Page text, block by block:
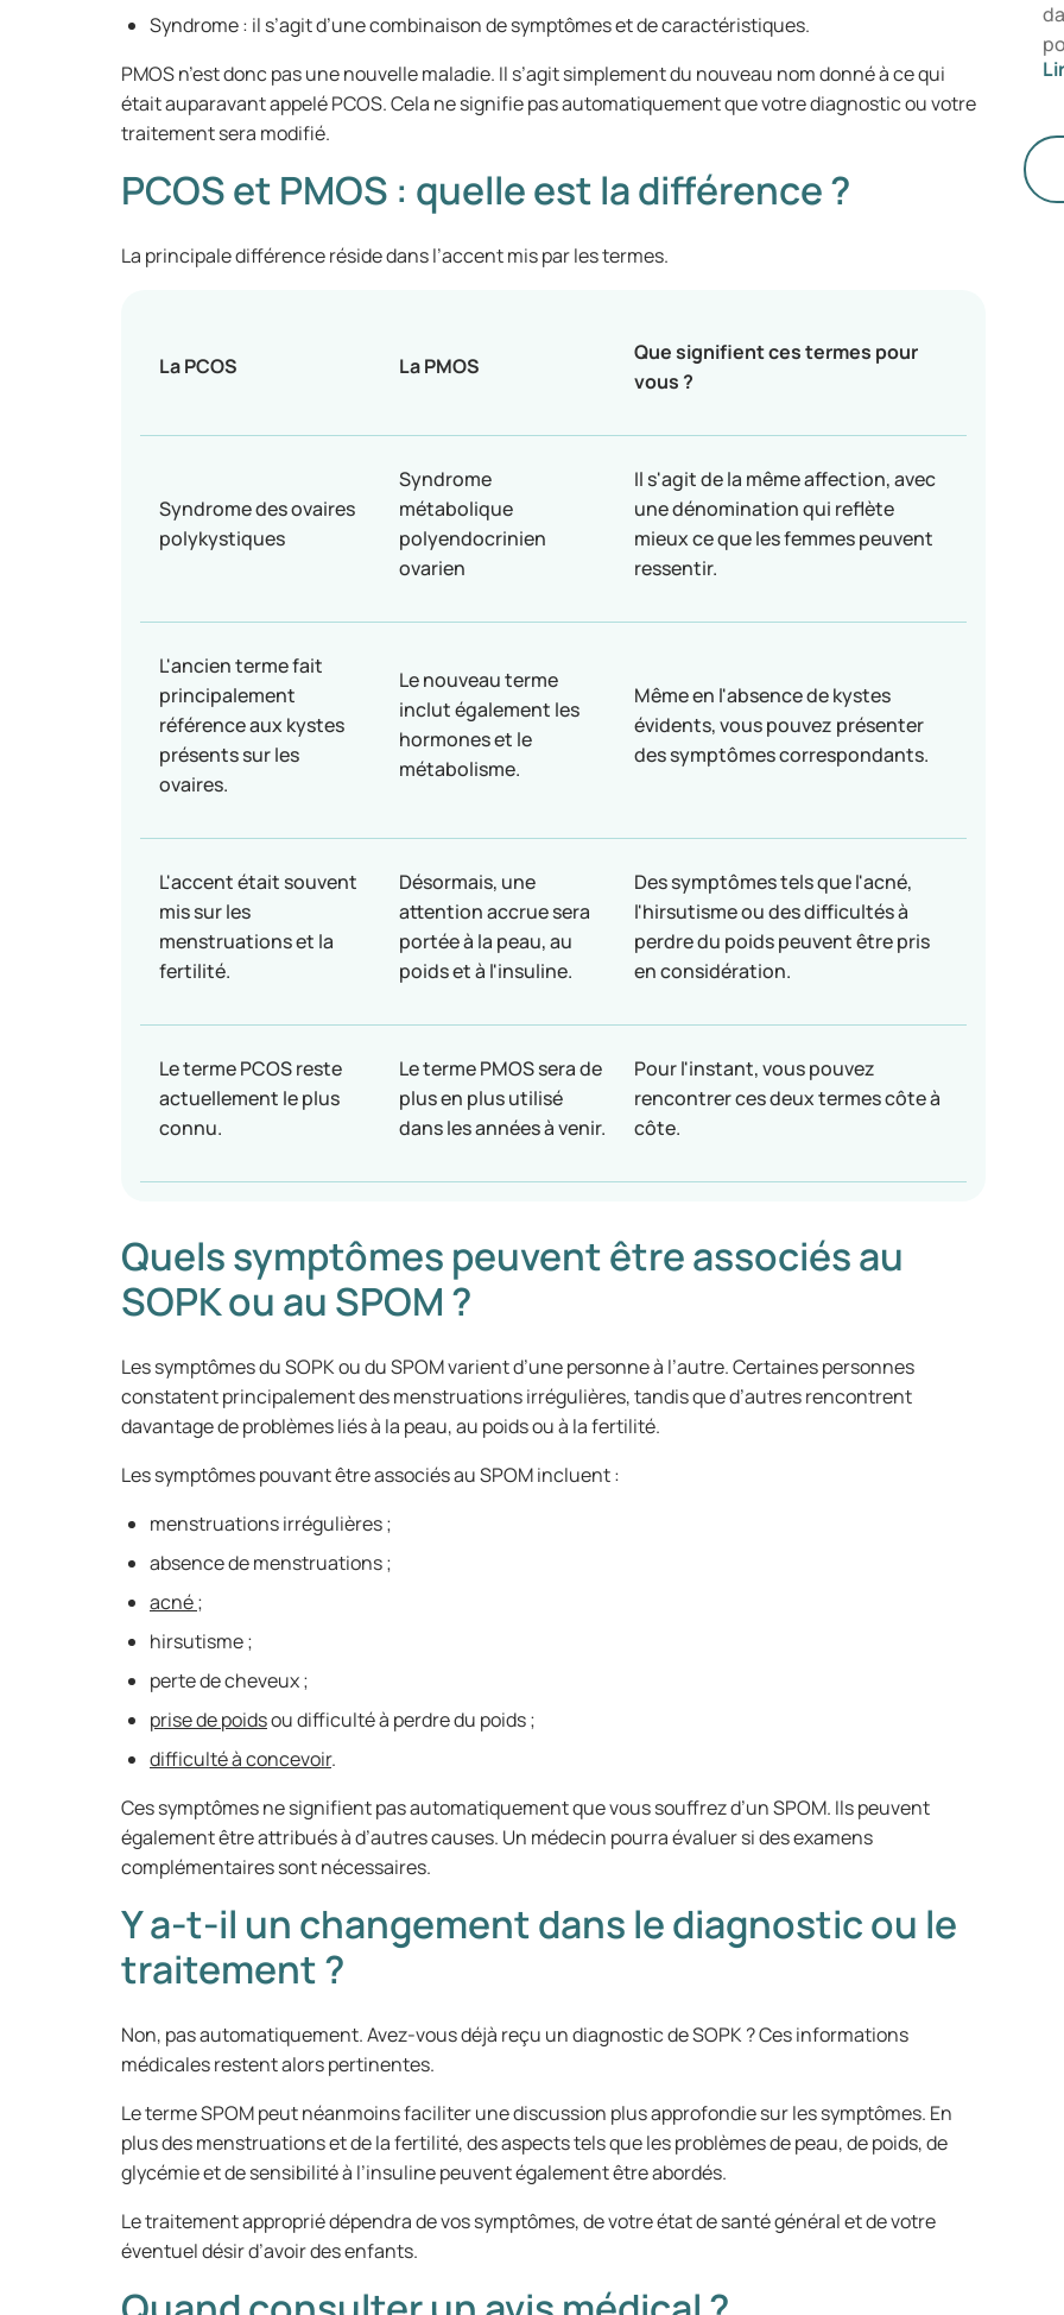
Syndrome : il s’agit d’une combinaison de symptômes et de caractéristiques.
PMOS n’est donc pas une nouvelle maladie. Il s’agit simplement du nouveau nom donné à ce qui
était auparavant appelé PCOS. Cela ne signifie pas automatiquement que votre diagnostic ou votre
traitement sera modifié.
PCOS et PMOS : quelle est la différence ?
La principale différence réside dans l’accent mis par les termes.
La PCOS La PMOS
Que signifient ces termes pour
vous ?
Syndrome des ovaires
polykystiques
Syndrome
métabolique
polyendocrinien
ovarien
Il s'agit de la même affection, avec
une dénomination qui reflète
mieux ce que les femmes peuvent
ressentir.
L'ancien terme fait
principalement
référence aux kystes
présents sur les
ovaires.
Le nouveau terme
inclut également les
hormones et le
métabolisme.
Même en l'absence de kystes
évidents, vous pouvez présenter
des symptômes correspondants.
L'accent était souvent
mis sur les
menstruations et la
fertilité.
Désormais, une
attention accrue sera
portée à la peau, au
poids et à l'insuline.
Des symptômes tels que l'acné,
l'hirsutisme ou des difficultés à
perdre du poids peuvent être pris
en considération.
Le terme PCOS reste
actuellement le plus
connu.
Le terme PMOS sera de
plus en plus utilisé
dans les années à venir.
Pour l'instant, vous pouvez
rencontrer ces deux termes côte à
côte.
Quels symptômes peuvent être associés au
SOPK ou au SPOM ?
Les symptômes du SOPK ou du SPOM varient d’une personne à l’autre. Certaines personnes
constatent principalement des menstruations irrégulières, tandis que d’autres rencontrent
davantage de problèmes liés à la peau, au poids ou à la fertilité.
Les symptômes pouvant être associés au SPOM incluent :
menstruations irrégulières ;
absence de menstruations ;
acné;
hirsutisme ;
perte de cheveux ;
prise de poidsou difficulté à perdre du poids ;
difficulté à concevoir.
Ces symptômes ne signifient pas automatiquement que vous souffrez d’un SPOM. Ils peuvent
également être attribués à d’autres causes. Un médecin pourra évaluer si des examens
complémentaires sont nécessaires.
Y a-t-il un changement dans le diagnostic ou le
traitement ?
Non, pas automatiquement. Avez-vous déjà reçu un diagnostic de SOPK ? Ces informations
médicales restent alors pertinentes.
Le terme SPOM peut néanmoins faciliter une discussion plus approfondie sur les symptômes. En
plus des menstruations et de la fertilité, des aspects tels que les problèmes de peau, de poids, de
glycémie et de sensibilité à l’insuline peuvent également être abordés.
Le traitement approprié dépendra de vos symptômes, de votre état de santé général et de votre
éventuel désir d’avoir des enfants.
le